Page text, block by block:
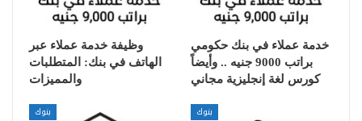
وظيفة خدمة عملاء عبر
الهاتف في بنك: المتطلبات
والمميزات
خدمة عملاء في بنك حكومي
براتب 9000 جنيه .. وأيضاً
كورس لغة إنجليزية مجاني
بنوك بنوك